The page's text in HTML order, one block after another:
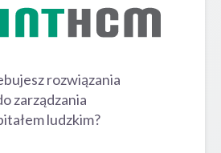
rozwiązania
zarządzania
ludzkim?